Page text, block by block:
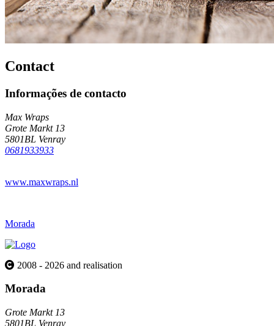
Contact
Informações de contacto
Max Wraps
Grote Markt 13
5801BL Venray
0681933933
www.maxwraps.nl
Morada
2008 - 2026 and realisation
Morada
Grote Markt 13
5801BL Venray